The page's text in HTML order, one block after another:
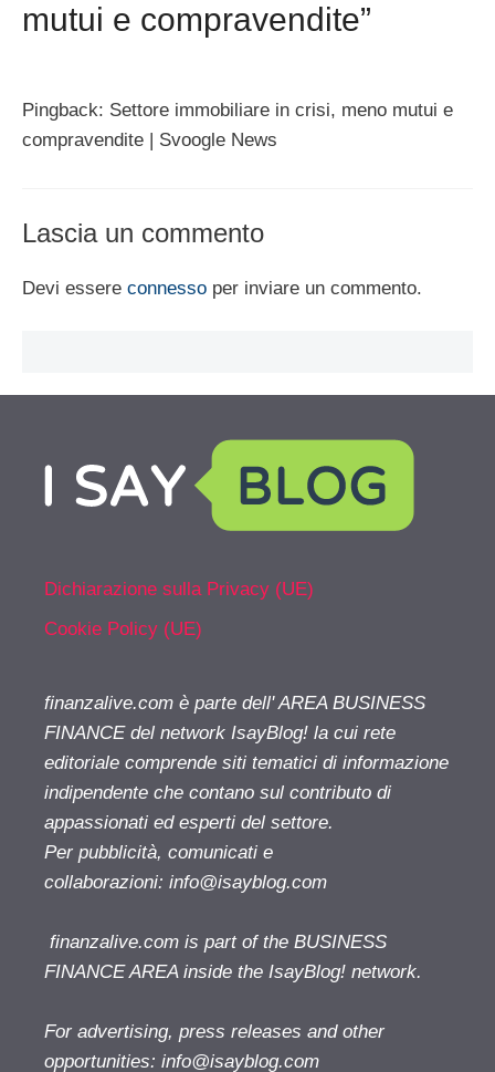
mutui e compravendite”
Pingback: Settore immobiliare in crisi, meno mutui e
compravendite | Svoogle News
Lascia un commento
Devi essere connesso per inviare un commento.
Dichiarazione sulla Privacy (UE)
Cookie Policy (UE)
finanzalive.com è parte dell' AREA BUSINESS
FINANCE del network IsayBlog! la cui rete
editoriale comprende siti tematici di informazione
indipendente che contano sul contributo di
appassionati ed esperti del settore.
Per pubblicità, comunicati e
collaborazioni: info@isayblog.com
finanzalive.com is part of the BUSINESS
FINANCE AREA inside the IsayBlog! network.
For advertising, press releases and other
opportunities: info@isayblog.com